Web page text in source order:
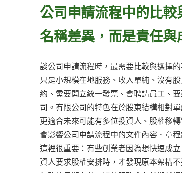
公司申請流程中的比
名稱差異，而是責任與
談公司申請流程時，最需要比較與選擇
只是小規模在地服務、收入單純、沒有
約、需要開立統一發票、會聘請員工、
司。有限公司的特色在於股東結構相對
更適合未來可能有多位投資人、股權移
會影響公司申請流程中的文件內容、章
這裡很重要：有些創業者因為想快速成
資人要求股權安排時，才發現原本架構